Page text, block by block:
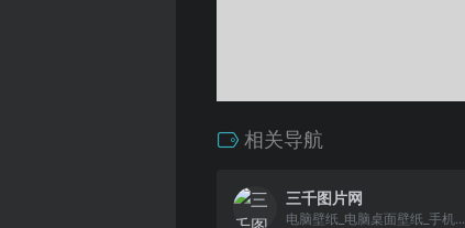
相关导航
三千图片网
电脑壁纸_电脑桌面壁纸_手机...